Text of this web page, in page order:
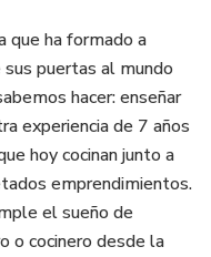
que ha formado a
puertas al mundo
hacer: enseñar
experiencia de 7 años
hoy cocinan junto a
emprendimientos.
el sueño de
o cocinero desde la